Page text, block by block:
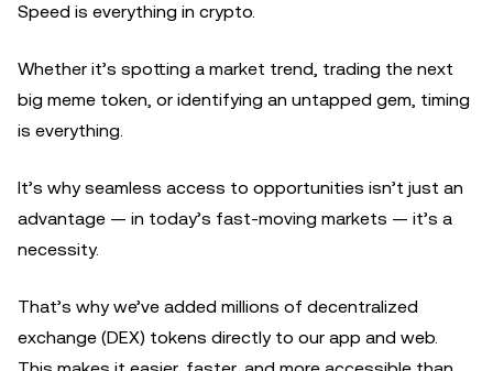
Speed is everything in crypto.
Whether it’s spotting a market trend, trading the next
big meme token, or identifying an untapped gem, timing
is everything.
It’s why seamless access to opportunities isn’t just an
advantage — in today’s fast-moving markets — it’s a
necessity.
That’s why we’ve added millions of decentralized
exchange (DEX) tokens directly to our app and web.